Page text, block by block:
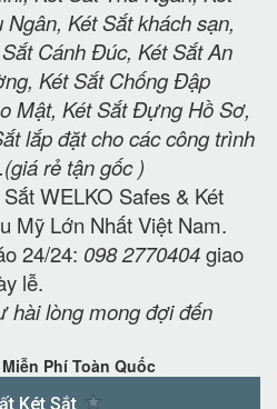
Két Sắt khách sạn,
Cánh Đúc, Két Sắt An
Két Sắt Chống Đập
Mật, Két Sắt Đựng Hồ Sơ,
lắp đặt cho các công trình
rẻ tận gốc )
WELKO Safes & Két
Mỹ Lớn Nhất Việt Nam.
24/24: 098 2770404giao
lễ.
hài lòng mong đợi đến
Phí Toàn Quốc